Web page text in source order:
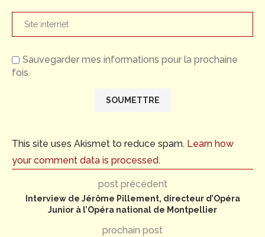
Sauvegarder mes informations pour la prochaine
fois.
This site uses Akismet to reduce spam. Learn how
your comment data is processed.
post précédent
Interview de Jérôme Pillement, directeur d’Opéra
Junior à l’Opéra national de Montpellier
prochain post